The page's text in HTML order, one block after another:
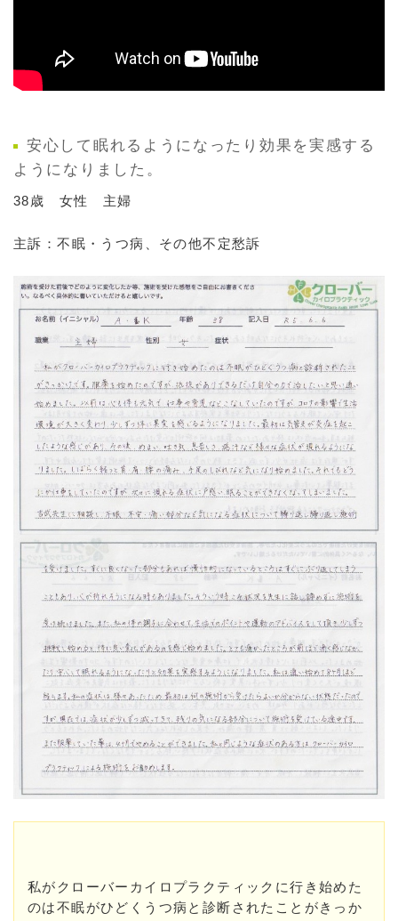
安心して眠れるようになったり効果を実感する
ようになりました。
38歳 女性 主婦
主訴：不眠・うつ病、その他不定愁訴
私がクローバーカイロプラクティックに行き始めた
のは不眠がひどくうつ病と診断されたことがきっか